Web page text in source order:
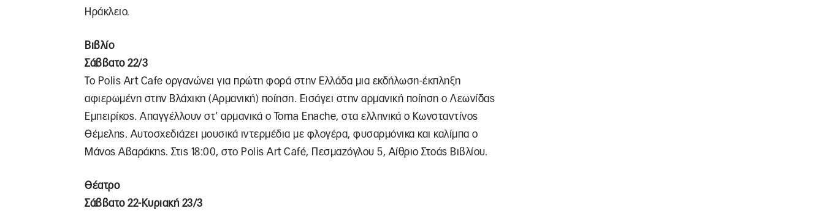
Ηράκλειο.
Βιβλίο
Σάββατο 22/3
Το Polis Art Cafe οργανώνει για πρώτη φορά στην Ελλάδα μια εκδήλωση-έκπληξη
αφιερωμένη στην Βλάχικη (Αρμανική) ποίηση. Εισάγει στην αρμανική ποίηση ο Λεωνίδας
Εμπειρίκος. Απαγγέλλουν στ’ αρμανικά ο Toma Enache, στα ελληνικά ο Κωνσταντίνος
Θέμελης. Αυτοσχεδιάζει μουσικά ιντερμέδια με φλογέρα, φυσαρμόνικα και καλίμπα ο
Μάνος Αβαράκης. Στις 18:00, στο Polis Art Café, Πεσμαζόγλου 5, Αίθριο Στοάς Βιβλίου.
Θέατρο
Σάββατο 22-Κυριακή 23/3